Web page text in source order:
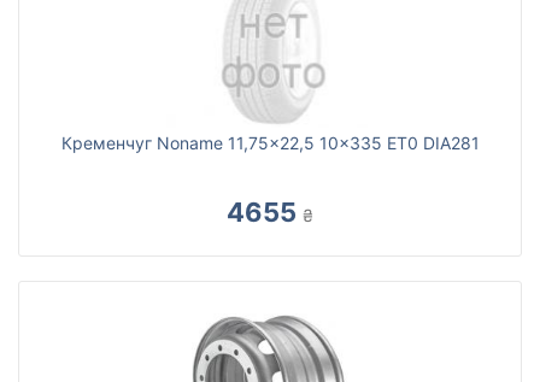
Кременчуг Noname 11,75x22,5 10x335 ET0 DIA281
4655 ₴